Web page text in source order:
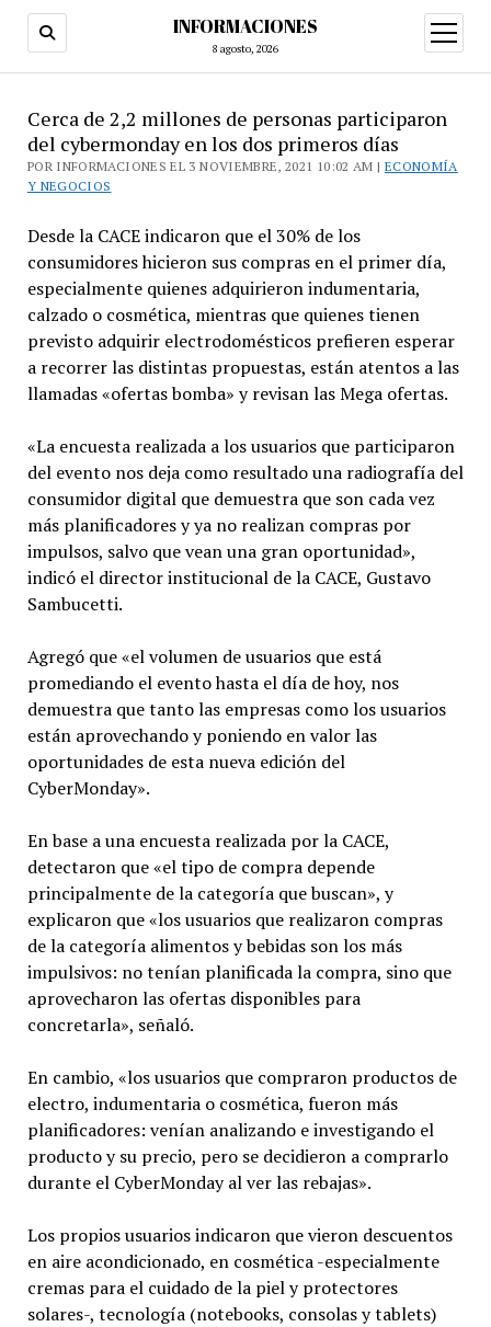
INFORMACIONES
8 agosto, 2026
abrir
menú
Cerca de 2,2 millones de personas participaron
del cybermonday en los dos primeros días
POR INFORMACIONES EL 3 NOVIEMBRE, 2021 10:02 AM | ECONOMÍA
Y NEGOCIOS
Desde la CACE indicaron que el 30% de los
consumidores hicieron sus compras en el primer día,
especialmente quienes adquirieron indumentaria,
calzado o cosmética, mientras que quienes tienen
previsto adquirir electrodomésticos prefieren esperar
a recorrer las distintas propuestas, están atentos a las
llamadas «ofertas bomba» y revisan las Mega ofertas.
«La encuesta realizada a los usuarios que participaron
del evento nos deja como resultado una radiografía del
consumidor digital que demuestra que son cada vez
más planificadores y ya no realizan compras por
impulsos, salvo que vean una gran oportunidad»,
indicó el director institucional de la CACE, Gustavo
Sambucetti.
Agregó que «el volumen de usuarios que está
promediando el evento hasta el día de hoy, nos
demuestra que tanto las empresas como los usuarios
están aprovechando y poniendo en valor las
oportunidades de esta nueva edición del
CyberMonday».
En base a una encuesta realizada por la CACE,
detectaron que «el tipo de compra depende
principalmente de la categoría que buscan», y
explicaron que «los usuarios que realizaron compras
de la categoría alimentos y bebidas son los más
impulsivos: no tenían planificada la compra, sino que
aprovecharon las ofertas disponibles para
concretarla», señaló.
En cambio, «los usuarios que compraron productos de
electro, indumentaria o cosmética, fueron más
planificadores: venían analizando e investigando el
producto y su precio, pero se decidieron a comprarlo
durante el CyberMonday al ver las rebajas».
Los propios usuarios indicaron que vieron descuentos
en aire acondicionado, en cosmética -especialmente
cremas para el cuidado de la piel y protectores
solares-, tecnología (notebooks, consolas y tablets)